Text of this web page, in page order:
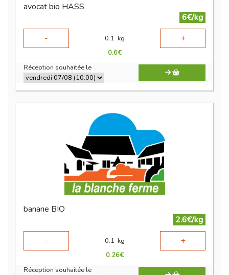
avocat bio HASS
6€/kg
-
0.1 kg +
0.6€
Réception souhaitée le
banane BIO
2.6€/kg
-
0.1 kg +
0.26€
Réception souhaitée le